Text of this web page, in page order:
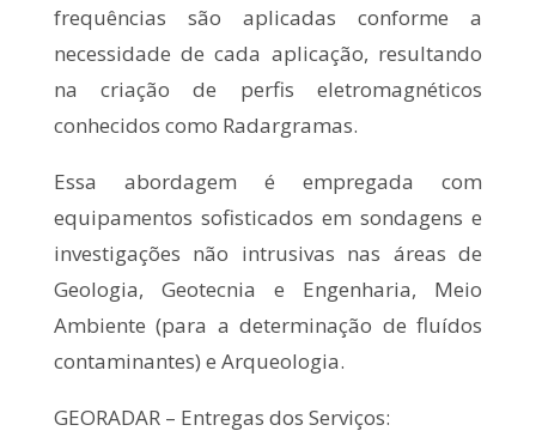
frequências são aplicadas conforme a
necessidade de cada aplicação, resultando
na criação de perfis eletromagnéticos
conhecidos como Radargramas.
Essa abordagem é empregada com
equipamentos sofisticados em sondagens e
investigações não intrusivas nas áreas de
Geologia, Geotecnia e Engenharia, Meio
Ambiente (para a determinação de fluídos
contaminantes) e Arqueologia.
GEORADAR – Entregas dos Serviços: